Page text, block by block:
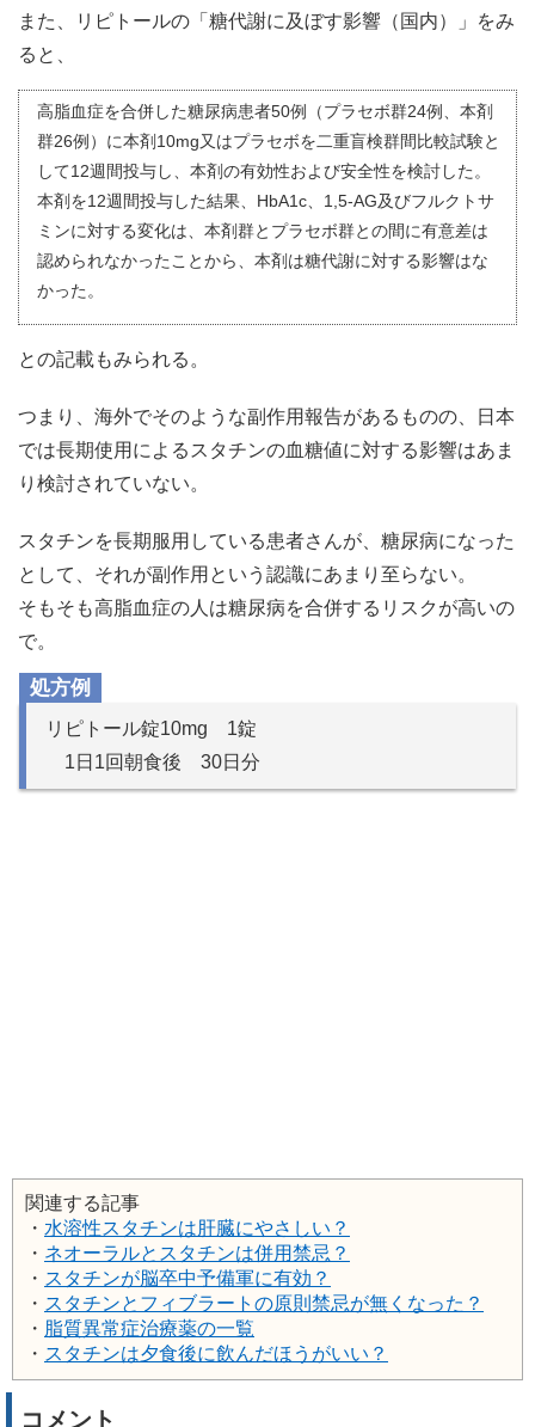
また、リピトールの「糖代謝に及ぼす影響（国内）」をみ
ると、
高脂血症を合併した糖尿病患者50例（プラセボ群24例、本剤
群26例）に本剤10mg又はプラセボを二重盲検群間比較試験と
して12週間投与し、本剤の有効性および安全性を検討した。
本剤を12週間投与した結果、HbA1c、1,5-AG及びフルクトサ
ミンに対する変化は、本剤群とプラセボ群との間に有意差は
認められなかったことから、本剤は糖代謝に対する影響はな
かった。
との記載もみられる。
つまり、海外でそのような副作用報告があるものの、日本
では長期使用によるスタチンの血糖値に対する影響はあま
り検討されていない。
スタチンを長期服用している患者さんが、糖尿病になった
として、それが副作用という認識にあまり至らない。
そもそも高脂血症の人は糖尿病を合併するリスクが高いの
で。
処方例
リピトール錠10mg 1錠
1日1回朝食後 30日分
関連する記事
・ 水溶性スタチンは肝臓にやさしい？
・ ネオーラルとスタチンは併用禁忌？
・ スタチンが脳卒中予備軍に有効？
・ スタチンとフィブラートの原則禁忌が無くなった？
・ 脂質異常症治療薬の一覧
・ スタチンは夕食後に飲んだほうがいい？
コメント